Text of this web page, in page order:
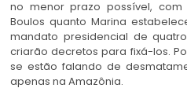
no menor prazo possível, com
Boulos quanto Marina
mandato presidencial de
criarão decretos para fixá-los.
se estão falando de
apenas na Amazônia.